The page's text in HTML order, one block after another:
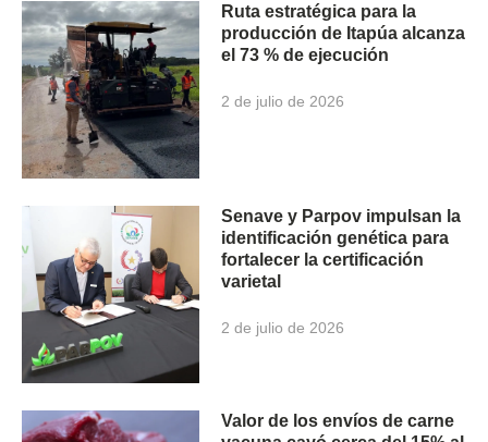
Ruta estratégica para la
producción de Itapúa alcanza
el 73 % de ejecución
2 de julio de 2026
Senave y Parpov impulsan la
identificación genética para
fortalecer la certificación
varietal
2 de julio de 2026
Valor de los envíos de carne